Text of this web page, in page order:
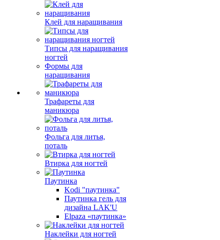
Клей для наращивания
Типсы для наращивания
ногтей
Формы для
наращивания
Трафареты для
маникюра
Фольга для литья,
поталь
Втирка для ногтей
Паутинка
Kodi "паутинка"
Паутинка гель для
дизайна LAK'U
Elpaza «паутинка»
Наклейки для ногтей